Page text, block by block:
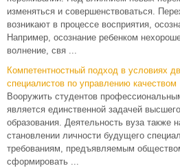
изменяться и совершенствоваться.
возникают в процессе восприятия,
Например, осознание ребенком
волнение, свя ...
Компетентностный подход в условиях
специалистов по управлению качеством
Вооружить студентов
является единственной задачей
образования. Деятельность вуза также
становлении личности будущего
требованиям, предъявляемым
сформировать ...